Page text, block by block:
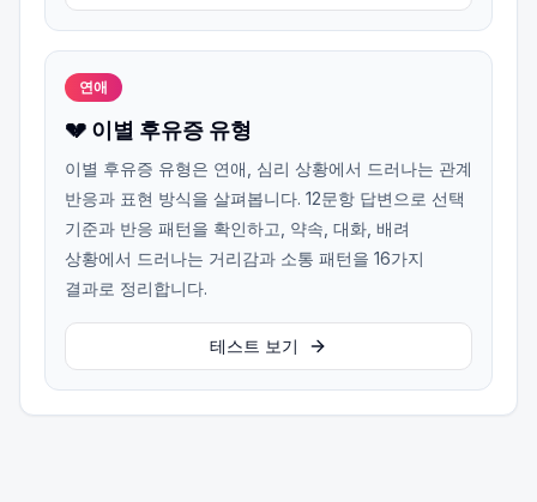
연애
💔 이별 후유증 유형
이별 후유증 유형은 연애, 심리 상황에서 드러나는 관계
반응과 표현 방식을 살펴봅니다. 12문항 답변으로 선택
기준과 반응 패턴을 확인하고, 약속, 대화, 배려
상황에서 드러나는 거리감과 소통 패턴을 16가지
결과로 정리합니다.
테스트 보기